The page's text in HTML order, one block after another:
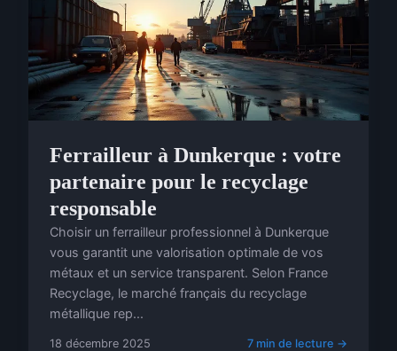
Ferrailleur à Dunkerque : votre
partenaire pour le recyclage
responsable
Choisir un ferrailleur professionnel à Dunkerque
vous garantit une valorisation optimale de vos
métaux et un service transparent. Selon France
Recyclage, le marché français du recyclage
métallique rep...
18 décembre 2025 7 min de lecture →